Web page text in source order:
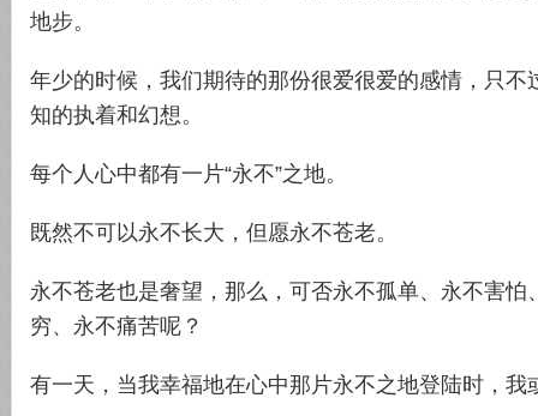
地步。
年少的时候，我们期待的那份很爱很爱的感情，只不
知的执着和幻想。
每个人心中都有一片“永不”之地。
既然不可以永不长大，但愿永不苍老。
永不苍老也是奢望，那么，可否永不孤单、永不害怕
穷、永不痛苦呢？
有一天，当我幸福地在心中那片永不之地登陆时，我